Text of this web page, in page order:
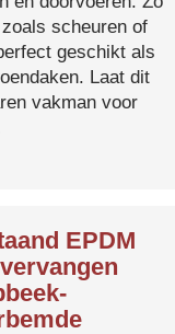
scheuren of
geschikt als
Laat dit
vakman voor
EPDM